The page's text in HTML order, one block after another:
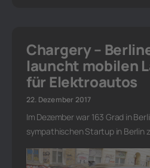
Chargery –
launcht mobilen
für Elektroautos
22. Dezember 2017
Im Dezember war 163 Grad in
sympathischen Startup in Berlin